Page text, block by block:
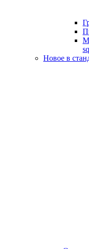
Новое в